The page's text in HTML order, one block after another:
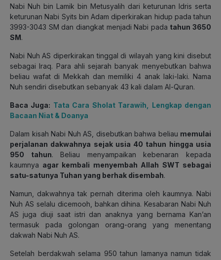
Nabi Nuh bin Lamik bin Metusyalih dari keturunan Idris serta
keturunan Nabi Syits bin Adam diperkirakan hidup pada tahun
3993-3043 SM dan diangkat menjadi Nabi pada tahun 3650
SM.
Nabi Nuh AS diperkirakan tinggal di wilayah yang kini disebut
sebagai Iraq. Para ahli sejarah banyak menyebutkan bahwa
beliau wafat di Mekkah dan memiliki 4 anak laki-laki. Nama
Nuh sendiri disebutkan sebanyak 43 kali dalam Al-Quran.
Baca Juga: Tata Cara Sholat Tarawih, Lengkap dengan
Bacaan Niat & Doanya
Dalam kisah Nabi Nuh AS, disebutkan bahwa beliau memulai
perjalanan dakwahnya sejak usia 40 tahun hingga usia
950 tahun. Beliau menyampaikan kebenaran kepada
kaumnya agar kembali menyembah Allah SWT sebagai
satu-satunya Tuhan yang berhak disembah.
Namun, dakwahnya tak pernah diterima oleh kaumnya. Nabi
Nuh AS selalu dicemooh, bahkan dihina. Kesabaran Nabi Nuh
AS juga diuji saat istri dan anaknya yang bernama Kan’an
termasuk pada golongan orang-orang yang menentang
dakwah Nabi Nuh AS.
Setelah berdakwah selama 950 tahun lamanya namun tidak